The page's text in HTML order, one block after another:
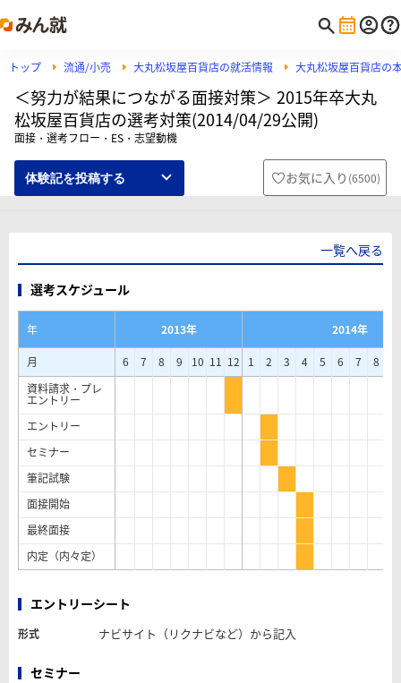
トップ 流通/小売 大丸松坂屋百貨店の就活情報 大丸松坂屋百貨店の
＜努力が結果につながる面接対策＞ 2015年卒大丸
松坂屋百貨店の選考対策(2014/04/29公開)
面接・選考フロー・ES・志望動機
体験記を投稿する お気に入り (6500)
一覧へ戻る
選考スケジュール
年 2013年
2014年
月
6 7 8 9 10 11 12 1 2 3 4 5 6 7 8
資料請求・プレ
エントリー
エントリー
セミナー
筆記試験
面接開始
最終面接
内定（内々定）
エントリーシート
形式 ナビサイト（リクナビなど）から記入
セミナー